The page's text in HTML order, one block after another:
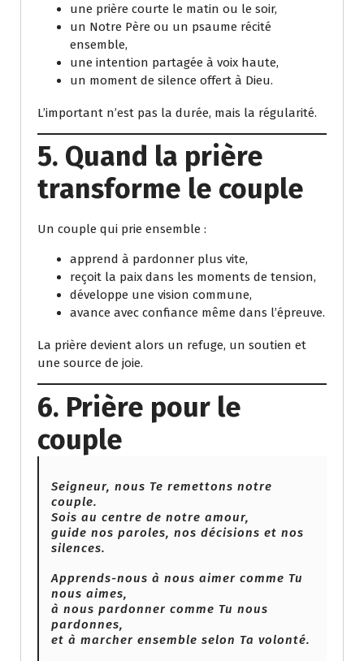
une prière courte le matin ou le soir,
un Notre Père ou un psaume récité
ensemble,
une intention partagée à voix haute,
un moment de silence offert à Dieu.
L’important n’est pas la durée, mais la régularité.
5. Quand la prière
transforme le couple
Un couple qui prie ensemble :
apprend à pardonner plus vite,
reçoit la paix dans les moments de tension,
développe une vision commune,
avance avec confiance même dans l’épreuve.
La prière devient alors un refuge, un soutien et
une source de joie.
6. Prière pour le
couple
Seigneur, nous Te remettons notre
couple.
Sois au centre de notre amour,
guide nos paroles, nos décisions et nos
silences.
Apprends-nous à nous aimer comme Tu
nous aimes,
à nous pardonner comme Tu nous
pardonnes,
et à marcher ensemble selon Ta volonté.